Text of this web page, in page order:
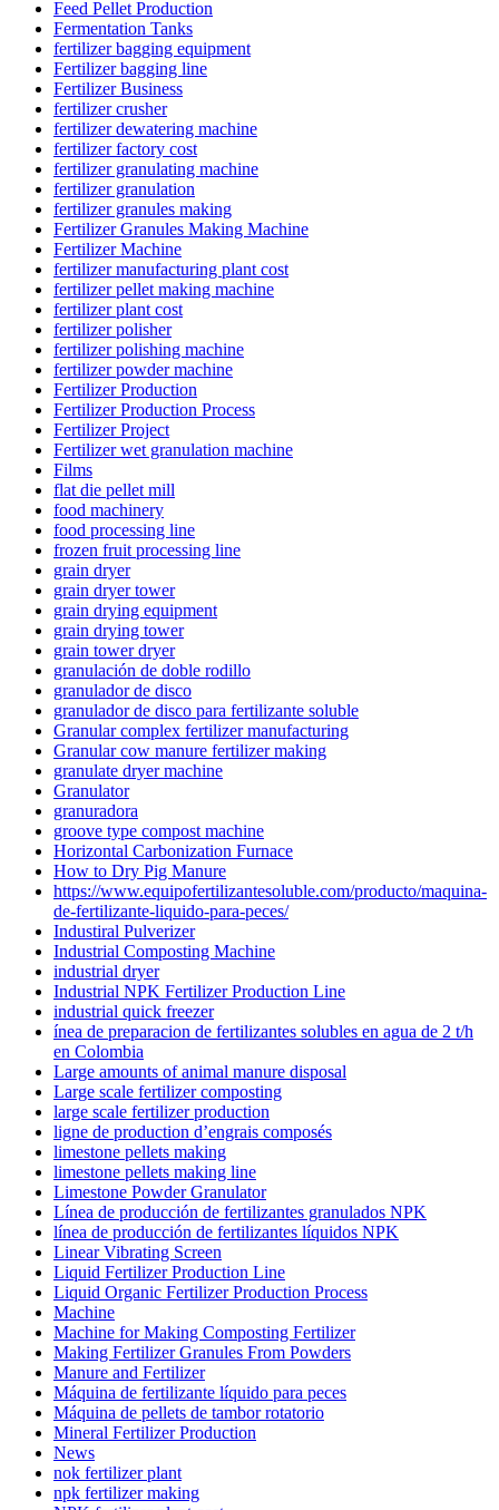
Feed Pellet Production
Fermentation Tanks
fertilizer bagging equipment
Fertilizer bagging line
Fertilizer Business
fertilizer crusher
fertilizer dewatering machine
fertilizer factory cost
fertilizer granulating machine
fertilizer granulation
fertilizer granules making
Fertilizer Granules Making Machine
Fertilizer Machine
fertilizer manufacturing plant cost
fertilizer pellet making machine
fertilizer plant cost
fertilizer polisher
fertilizer polishing machine
fertilizer powder machine
Fertilizer Production
Fertilizer Production Process
Fertilizer Project
Fertilizer wet granulation machine
Films
flat die pellet mill
food machinery
food processing line
frozen fruit processing line
grain dryer
grain dryer tower
grain drying equipment
grain drying tower
grain tower dryer
granulación de doble rodillo
granulador de disco
granulador de disco para fertilizante soluble
Granular complex fertilizer manufacturing
Granular cow manure fertilizer making
granulate dryer machine
Granulator
granuradora
groove type compost machine
Horizontal Carbonization Furnace
How to Dry Pig Manure
https://www.equipofertilizantesoluble.com/producto/maquina-
de-fertilizante-liquido-para-peces/
Industiral Pulverizer
Industrial Composting Machine
industrial dryer
Industrial NPK Fertilizer Production Line
industrial quick freezer
ínea de preparacion de fertilizantes solubles en agua de 2 t/h
en Colombia
Large amounts of animal manure disposal
Large scale fertilizer composting
large scale fertilizer production
ligne de production d’engrais composés
limestone pellets making
limestone pellets making line
Limestone Powder Granulator
Línea de producción de fertilizantes granulados NPK
línea de producción de fertilizantes líquidos NPK
Linear Vibrating Screen
Liquid Fertilizer Production Line
Liquid Organic Fertilizer Production Process
Machine
Machine for Making Composting Fertilizer
Making Fertilizer Granules From Powders
Manure and Fertilizer
Máquina de fertilizante líquido para peces
Máquina de pellets de tambor rotatorio
Mineral Fertilizer Production
News
nok fertilizer plant
npk fertilizer making